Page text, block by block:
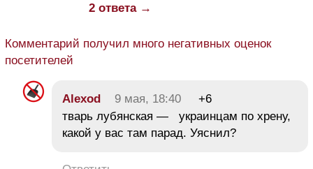
2 ответа →
Комментарий получил много негативных оценок
посетителей
Alexod 9 мая, 18:40
+6
тварь лубянская — украинцам по хрену,
какой у вас там парад. Уяснил?